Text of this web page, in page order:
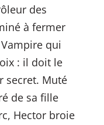
des
à fermer
qui
: il doit le
secret. Muté
de sa fille
Hector broie